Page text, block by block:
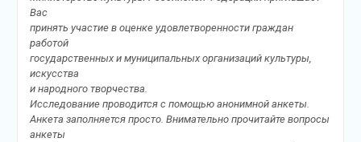
Вас
принять участие в оценке удовлетворенности граждан
работой
государственных и муниципальных организаций культуры,
искусства
и народного творчества.
Исследование проводится с помощью анонимной анкеты.
Анкета заполняется просто. Внимательно прочитайте вопросы
анкеты